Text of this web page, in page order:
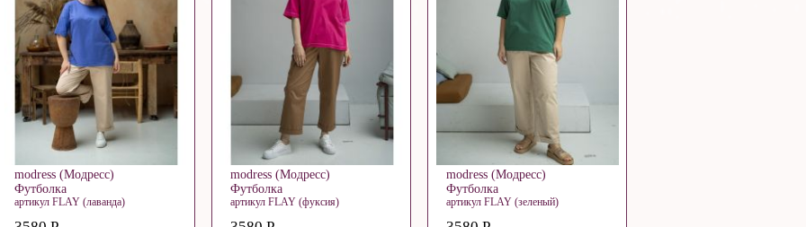
modress (Модресс)
Футболка
артикул FLAY (лаванда)
modress (Модресс)
Футболка
артикул FLAY (фуксия)
modress (Модресс)
Футболка
артикул FLAY (зеленый)